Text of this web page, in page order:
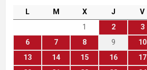
L M X J V
1
2 3
6
7 8 9 10
13
14 15 16 17